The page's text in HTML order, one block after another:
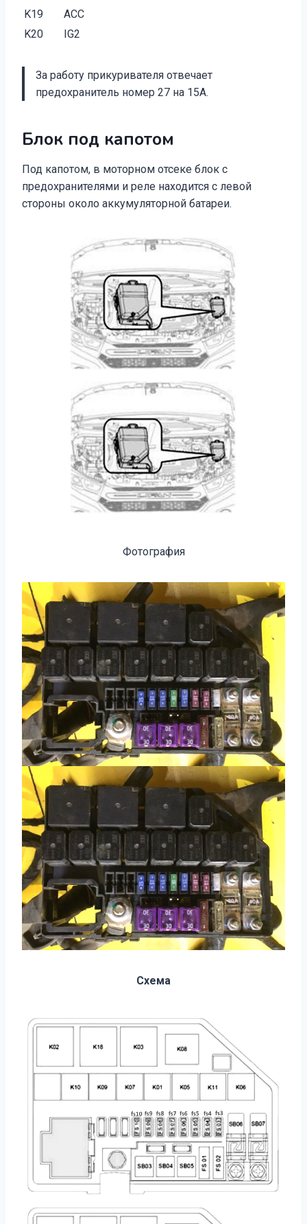
K19
ACC
K20
IG2
За работу прикуривателя отвечает
предохранитель номер 27 на 15А.
Блок под капотом
Под капотом, в моторном отсеке блок с
предохранителями и реле находится с левой
стороны около аккумуляторной батареи.
Фотография
Схема